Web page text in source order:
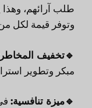
طلب آرائهم،
وتوفر قيمة لكل
🔹تخفيف
مبكر وتطوير
🔹ميزة تنافسية: